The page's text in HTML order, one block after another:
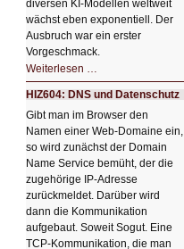
diversen KI-Modellen weltweit
wächst eben exponentiell. Der
Ausbruch war ein erster
Vorgeschmack.
Weiterlesen …
Der
Ausbruch
der
KI
HIZ604: DNS und Datenschutz
Gibt man im Browser den
Namen einer Web-Domaine ein,
so wird zunächst der Domain
Name Service bemüht, der die
zugehörige IP-Adresse
zurückmeldet. Darüber wird
dann die Kommunikation
aufgebaut. Soweit Sogut. Eine
TCP-Kommunikation, die man